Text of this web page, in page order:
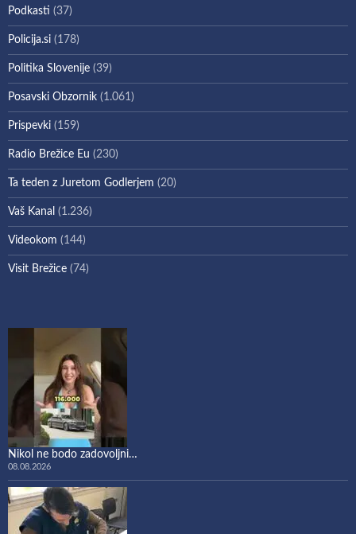
Podkasti (37)
Policija.si (178)
Politika Slovenije (39)
Posavski Obzornik (1.061)
Prispevki (159)
Radio Brežice Eu (230)
Ta teden z Juretom Godlerjem (20)
Vaš Kanal (1.236)
Videokom (144)
Visit Brežice (74)
Nikol ne bodo zadovoljni…
08.08.2026